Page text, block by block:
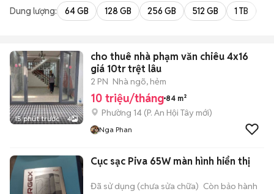
Dung lượng: 64 GB 128 GB 256 GB 512 GB 1 TB
15 phút trước 4
cho thuê nhà phạm văn chiêu 4x16
giá 10tr trệt lâu
2 PN Nhà ngõ, hẻm
10 triệu/tháng 84 m²
Phường 14 (P. An Hội Tây mới)
Nga Phan
Cục sạc Piva 65W màn hình hiển thị
Đã sử dụng (chưa sửa chữa) Còn bảo hành